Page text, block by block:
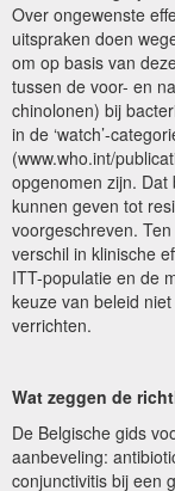
Over ongewenste
uitspraken doen
om op basis van
tussen de voor- en
chinolonen) bij
in de ‘watch’-
(www.who.int/
opgenomen zijn. Dat
kunnen geven tot
voorgeschreven.
verschil in klinische
ITT-populatie en de
keuze van beleid
verrichten.
Wat zeggen de
De Belgische gids
aanbeveling:
conjunctivitis bij een